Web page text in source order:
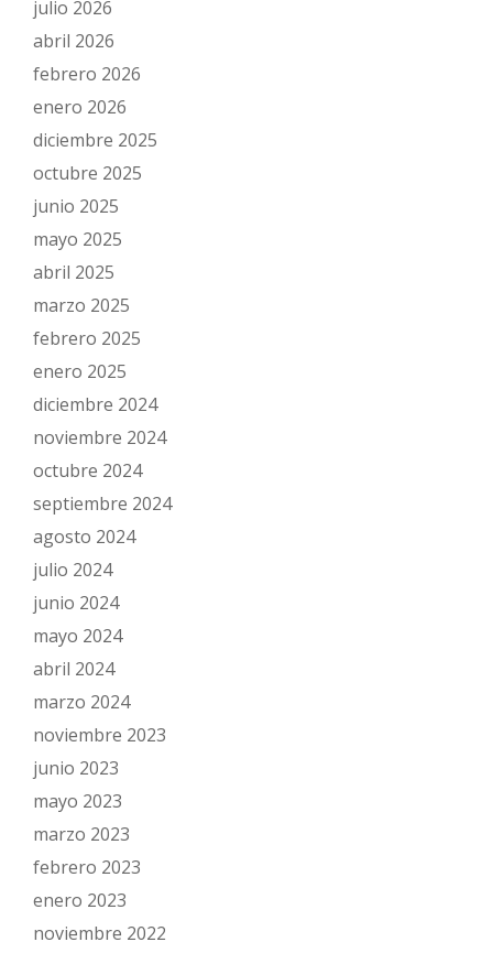
julio 2026
abril 2026
febrero 2026
enero 2026
diciembre 2025
octubre 2025
junio 2025
mayo 2025
abril 2025
marzo 2025
febrero 2025
enero 2025
diciembre 2024
noviembre 2024
octubre 2024
septiembre 2024
agosto 2024
julio 2024
junio 2024
mayo 2024
abril 2024
marzo 2024
noviembre 2023
junio 2023
mayo 2023
marzo 2023
febrero 2023
enero 2023
noviembre 2022